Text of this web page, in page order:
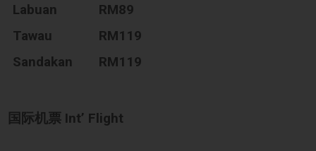
Labuan
RM89
Tawau
RM119
Sandakan
RM119
国际机票 Int’ Flight